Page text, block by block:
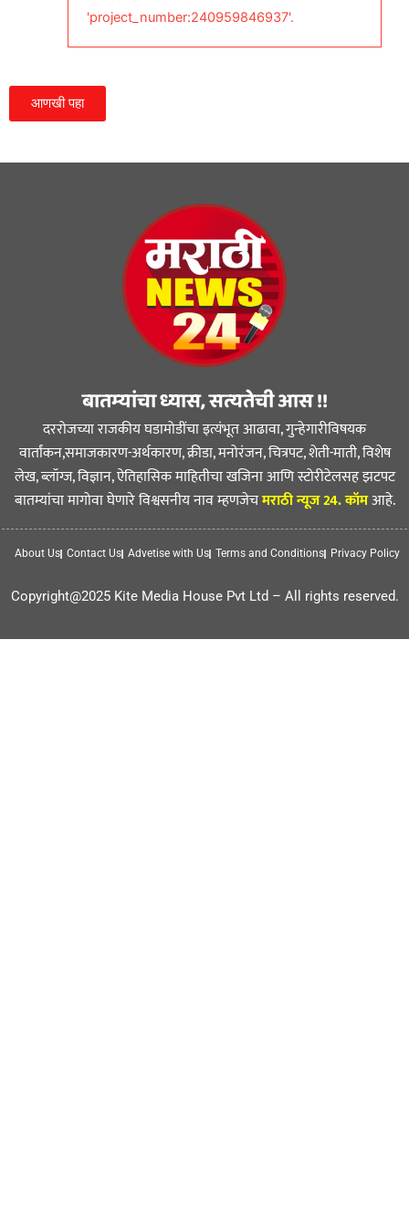
'project_number:240959846937'.
आणखी पहा
बातम्यांचा ध्यास, सत्यतेची आस !!
दररोजच्या राजकीय घडामोडींचा इत्यंभूत आढावा, गुन्हेगारीविषयक
वार्तांकन,समाजकारण-अर्थकारण, क्रीडा, मनोरंजन, चित्रपट, शेती-माती, विशेष
लेख, ब्लॉग्ज, विज्ञान, ऐतिहासिक माहितीचा खजिना आणि स्टोरीटेलसह झटपट
बातम्यांचा मागोवा घेणारे विश्वसनीय नाव म्हणजेचमराठी न्यूज 24. कॉमआहे.
About Us Contact Us Advetise with Us Terms and Conditions Privacy Policy
Copyright@2025 Kite Media House Pvt Ltd – All rights reserved.